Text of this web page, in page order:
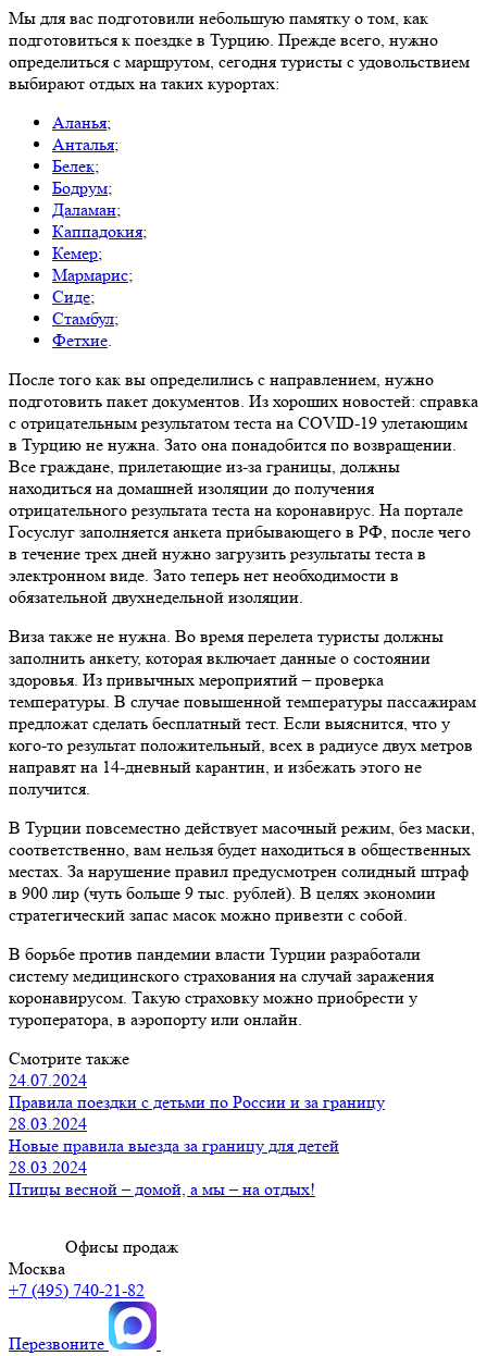
Мы для вас подготовили небольшую памятку о том, как
подготовиться к поездке в Турцию. Прежде всего, нужно
определиться с маршрутом, сегодня туристы с удовольствием
выбирают отдых на таких курортах:
Аланья;
Анталья;
Белек;
Бодрум;
Даламан;
Каппадокия;
Кемер;
Мармарис;
Сиде;
Стамбул;
Фетхие.
После того как вы определились с направлением, нужно
подготовить пакет документов. Из хороших новостей: справка
с отрицательным результатом теста на COVID-19 улетающим
в Турцию не нужна. Зато она понадобится по возвращении.
Все граждане, прилетающие из-за границы, должны
находиться на домашней изоляции до получения
отрицательного результата теста на коронавирус. На портале
Госуслуг заполняется анкета прибывающего в РФ, после чего
в течение трех дней нужно загрузить результаты теста в
электронном виде. Зато теперь нет необходимости в
обязательной двухнедельной изоляции.
Виза также не нужна. Во время перелета туристы должны
заполнить анкету, которая включает данные о состоянии
здоровья. Из привычных мероприятий – проверка
температуры. В случае повышенной температуры пассажирам
предложат сделать бесплатный тест. Если выяснится, что у
кого-то результат положительный, всех в радиусе двух метров
направят на 14-дневный карантин, и избежать этого не
получится.
В Турции повсеместно действует масочный режим, без маски,
соответственно, вам нельзя будет находиться в общественных
местах. За нарушение правил предусмотрен солидный штраф
в 900 лир (чуть больше 9 тыс. рублей). В целях экономии
стратегический запас масок можно привезти с собой.
В борьбе против пандемии власти Турции разработали
систему медицинского страхования на случай заражения
коронавирусом. Такую страховку можно приобрести у
туроператора, в аэропорту или онлайн.
Смотрите также
24.07.2024
Правила поездки с детьми по России и за границу
28.03.2024
Новые правила выезда за границу для детей
28.03.2024
Птицы весной – домой, а мы – на отдых!
Офисы продаж
Москва
+7 (495) 740-21-82
Перезвоните